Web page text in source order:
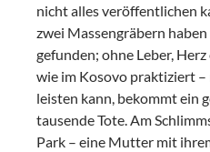
nicht alles veröffentlichen
zwei Massengräbern
gefunden; ohne Leber,
wie im Kosovo praktiziert –
leisten kann, bekommt ein
tausende Tote. Am
Park – eine Mutter mit